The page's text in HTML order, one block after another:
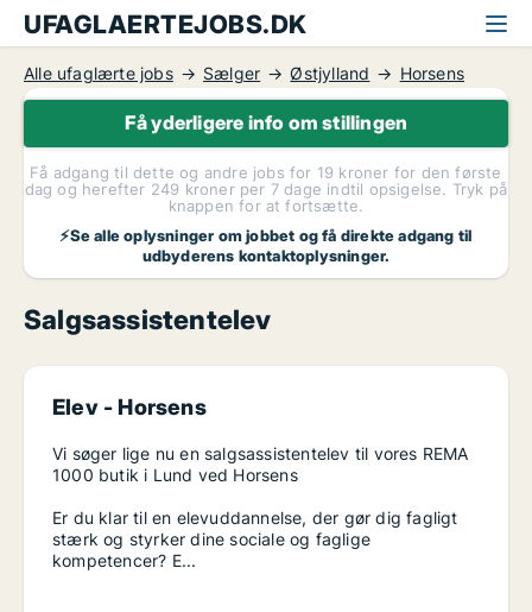
UFAGLAERTEJOBS.DK
Alle ufaglærte jobs Sælger Østjylland Horsens
Få yderligere info om stillingen
Få adgang til dette og andre jobs for 19 kroner for den første
dag og herefter 249 kroner per 7 dage indtil opsigelse. Tryk på
knappen for at fortsætte.
⚡Se alle oplysninger om jobbet og få direkte adgang til
udbyderens kontaktoplysninger.
Salgsassistentelev
Elev -Horsens
Vi søger lige nu en salgsassistentelev til vores REMA
1000 butik i Lund ved Horsens
Er du klar til en elevuddannelse, der gør dig fagligt
stærk og styrker dine sociale og faglige
kompetencer? E...